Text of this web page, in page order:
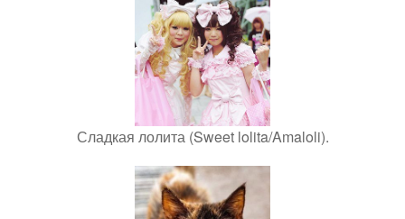
Сладкая лолита (Sweet lolita/Amaloli).